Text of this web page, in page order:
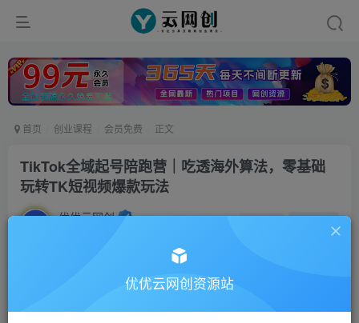
首页 创业课程 会员免费 正文
TikTok全域起号陪跑营｜吃透海外算法，零基础
玩转TK短视频爆款玩法
优优云网创 私信
优优云网创资源站